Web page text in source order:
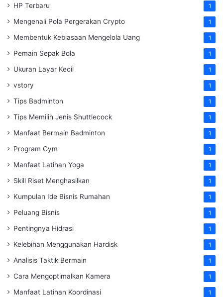
HP Terbaru 1
Mengenali Pola Pergerakan Crypto 1
Membentuk Kebiasaan Mengelola Uang 1
Pemain Sepak Bola 1
Ukuran Layar Kecil 1
vstory 1
Tips Badminton 1
Tips Memilih Jenis Shuttlecock 1
Manfaat Bermain Badminton 1
Program Gym 1
Manfaat Latihan Yoga 1
Skill Riset Menghasilkan 1
Kumpulan Ide Bisnis Rumahan 1
Peluang Bisnis 1
Pentingnya Hidrasi 1
Kelebihan Menggunakan Hardisk 1
Analisis Taktik Bermain 1
Cara Mengoptimalkan Kamera 1
Manfaat Latihan Koordinasi 1